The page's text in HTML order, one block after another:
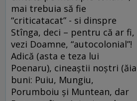
mai trebuia să fie
“criticatacat” - si dinspre
Stînga, deci – pentru că ar fi,
vezi Doamne, “autocolonial”!
Adică (asta e teza lui
Poenaru), cineaştii noştri (ăia
buni: Puiu, Mungiu,
Porumboiu şi Muntean, dar